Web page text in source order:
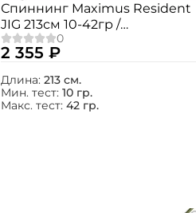
Спиннинг Maximus Resident
JIG 213см 10-42гр /
MJSSRE213MH
2 355 ₽
Длина: 213 см.
Мин. тест: 10 гр.
Макс. тест: 42 гр.